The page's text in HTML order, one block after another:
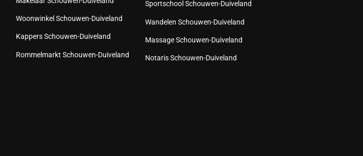
Woonwinkel Schouwen-Duiveland
Kappers Schouwen-Duiveland
Rommelmarkt Schouwen-Duiveland
Sportschool Schouwen-Duiveland
Wandelen Schouwen-Duiveland
Massage Schouwen-Duiveland
Notaris Schouwen-Duiveland